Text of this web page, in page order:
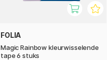
FOLIA
Magic Rainbow kleurwisselende
tape 6 stuks